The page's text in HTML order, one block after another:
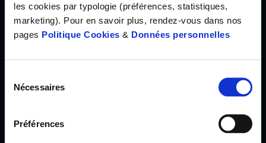
les cookies par typologie (préférences, statistiques,
marketing). Pour en savoir plus, rendez-vous dans nos
pages Politique Cookies & Données personnelles
Nécessaires
Préférences
Newsletter de l'Observatoire de la santé Visuelle
et Auditive